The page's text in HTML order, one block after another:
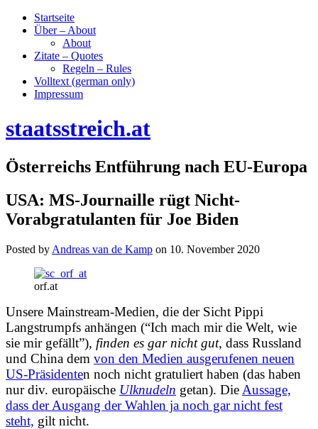
Startseite
Über – About
About
Zitate – Quotes
Regeln – Rules
Volltext (german only)
Impressum
staatsstreich.at
Österreichs Entführung nach EU-Europa
USA: MS-Journaille rügt Nicht-
Vorabgratulanten für Joe Biden
Posted by Andreas van de Kamp on 10. November 2020
orf.at
Unsere Mainstream-Medien, die der Sicht Pippi
Langstrumpfs anhängen (“Ich mach mir die Welt, wie
sie mir gefällt”), finden es gar nicht gut, dass Russland
und China dem von den Medien ausgerufenen neuen
US-Präsidenten noch nicht gratuliert haben (das haben
nur div. europäische Ulknudeln getan). Die Aussage,
dass der Ausgang der Wahlen ja noch gar nicht fest
steht, gilt nicht.